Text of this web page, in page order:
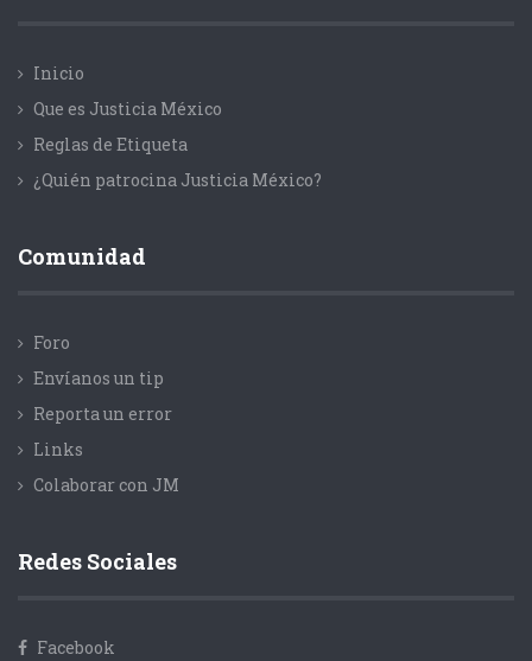
Inicio
Que es Justicia México
Reglas de Etiqueta
¿Quién patrocina Justicia México?
Comunidad
Foro
Envíanos un tip
Reporta un error
Links
Colaborar con JM
Redes Sociales
Facebook